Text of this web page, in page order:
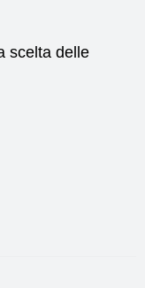
scelta delle